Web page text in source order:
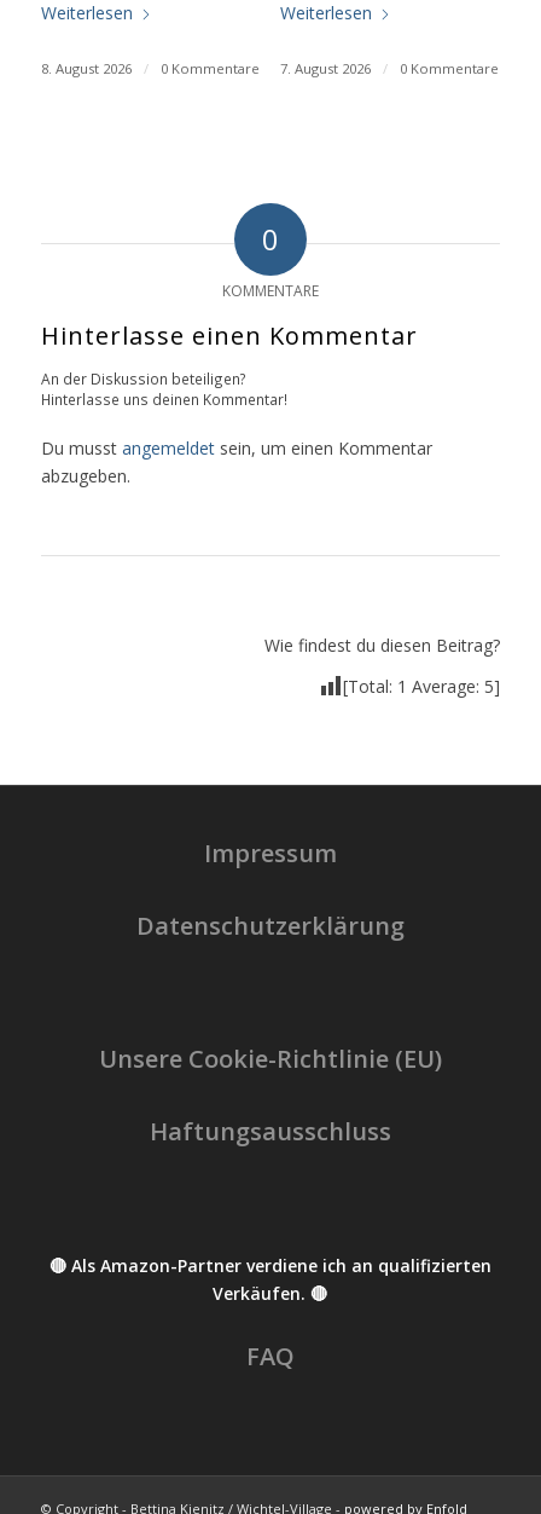
Weiterlesen
8. August 2026 / 0 Kommentare
Weiterlesen
7. August 2026 / 0 Kommentare
0
KOMMENTARE
Hinterlasse einen Kommentar
An der Diskussion beteiligen?
Hinterlasse uns deinen Kommentar!
Du musst angemeldetsein, um einen Kommentar
abzugeben.
Wie findest du diesen Beitrag?
[Total: 1 Average: 5]
Impressum
Datenschutzerklärung
Unsere Cookie-Richtlinie (EU)
Haftungsausschluss
🔴 Als Amazon-Partner verdiene ich an qualifizierten
Verkäufen. 🔴
FAQ
© Copyright - Bettina Kienitz / Wichtel-Village - powered by Enfold